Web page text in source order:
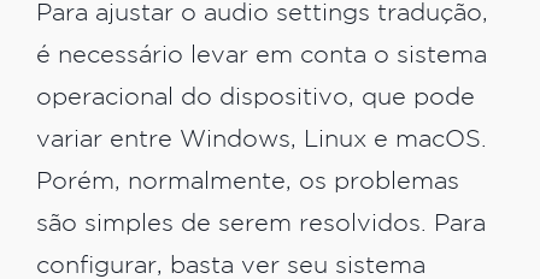
Para ajustar o audio settings tradução,
é necessário levar em conta o sistema
operacional do dispositivo, que pode
variar entre Windows, Linux e macOS.
Porém, normalmente, os problemas
são simples de serem resolvidos. Para
configurar, basta ver seu sistema